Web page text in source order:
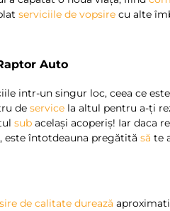
serviciile de vopsire cu alte
Auto
intr-un singur loc, ceea ce
deservice la altul pentru a-ți
sub același acoperiș! Iar daca
, este întotdeauna pregătităsă te
de calitate durează